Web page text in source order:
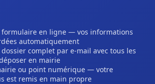
formulaire en ligne — vos informations
automatiquement
dossier complet par e-mail avec tous les
en mairie
ou point numérique — votre
est remis en main propre